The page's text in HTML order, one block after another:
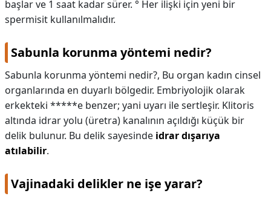
başlar ve 1 saat kadar sürer. ° Her ilişki için yeni bir
spermisit kullanılmalıdır.
Sabunla korunma yöntemi nedir?
Sabunla korunma yöntemi nedir?, Bu organ kadın cinsel
organlarında en duyarlı bölgedir. Embriyolojik olarak
erkekteki *****e benzer; yani uyarı ile sertleşir. Klitoris
altında idrar yolu (üretra) kanalının açıldığı küçük bir
delik bulunur. Bu delik sayesinde idrar dışarıya
atılabilir.
Vajinadaki delikler ne işe yarar?